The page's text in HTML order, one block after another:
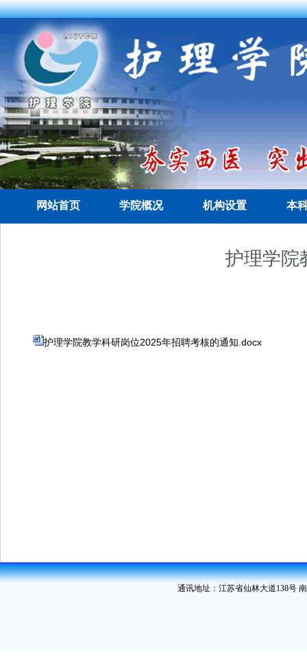
网站首页 学院概况 机构设置 本
护理学院
护理学院教学科研岗位2025年招聘考核的通知.docx
通讯地址：江苏省仙林大道138号